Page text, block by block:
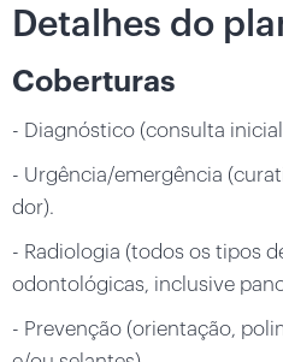
Detalhes do
Coberturas
- Diagnóstico (consulta
- Urgência/emergência
dor).
- Radiologia (todos os tipos
odontológicas, inclusive
- Prevenção (orientação,